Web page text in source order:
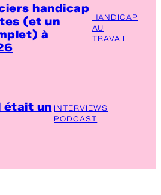
handicap
(et un
à
HANDICAP
AU
TRAVAIL
était un INTERVIEWS
PODCAST